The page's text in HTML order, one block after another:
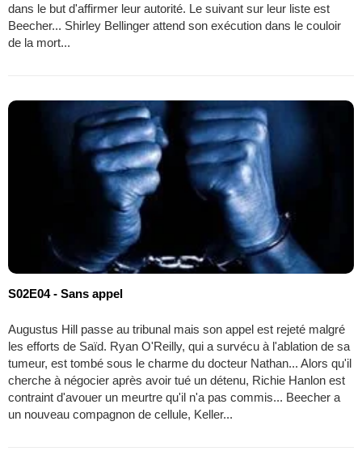
dans le but d'affirmer leur autorité. Le suivant sur leur liste est
Beecher... Shirley Bellinger attend son exécution dans le couloir
de la mort...
S02E04 - Sans appel
Augustus Hill passe au tribunal mais son appel est rejeté malgré
les efforts de Saïd. Ryan O'Reilly, qui a survécu à l'ablation de sa
tumeur, est tombé sous le charme du docteur Nathan... Alors qu'il
cherche à négocier après avoir tué un détenu, Richie Hanlon est
contraint d'avouer un meurtre qu'il n'a pas commis... Beecher a
un nouveau compagnon de cellule, Keller...